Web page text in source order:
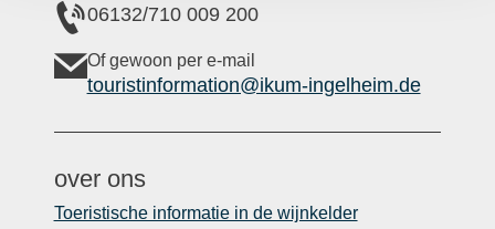
06132/710 009 200
Of gewoon per e-mail
touristinformation@ikum-ingelheim.de
over ons
Toeristische informatie in de wijnkelder